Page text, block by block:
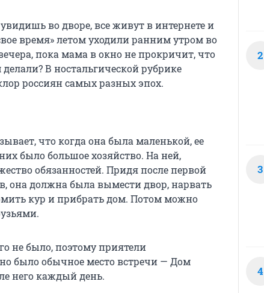
во дворе, все живут в интернете и
время» летом уходили ранним утром во
пока мама в окно не прокричит, что
В ностальгической рубрике
россиян самых разных эпох.
что когда она была маленькой, ее
было большое хозяйство. На ней,
обязанностей. Придя после первой
она должна была вымести двор, нарвать
кур и прибрать дом. Потом можно
не было, поэтому приятели
было обычное место встречи — Дом
него каждый день.
2
3
4